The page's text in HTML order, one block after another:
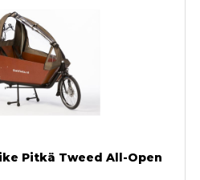
Pitkä Tweed All-Open